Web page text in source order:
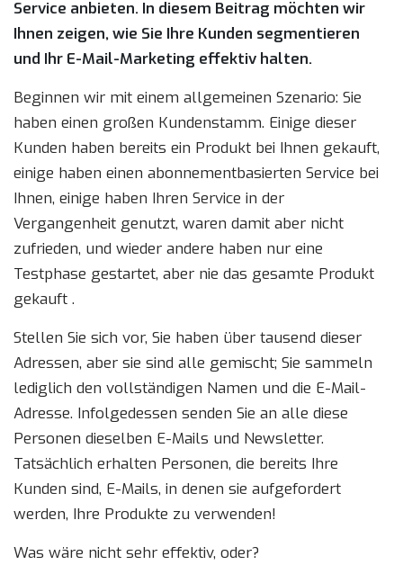
Service anbieten. In diesem Beitrag möchten wir
Ihnen zeigen, wie Sie Ihre Kunden segmentieren
und Ihr E-Mail-Marketing effektiv halten.
Beginnen wir mit einem allgemeinen Szenario: Sie
haben einen großen Kundenstamm. Einige dieser
Kunden haben bereits ein Produkt bei Ihnen gekauft,
einige haben einen abonnementbasierten Service bei
Ihnen, einige haben Ihren Service in der
Vergangenheit genutzt, waren damit aber nicht
zufrieden, und wieder andere haben nur eine
Testphase gestartet, aber nie das gesamte Produkt
gekauft .
Stellen Sie sich vor, Sie haben über tausend dieser
Adressen, aber sie sind alle gemischt; Sie sammeln
lediglich den vollständigen Namen und die E-Mail-
Adresse. Infolgedessen senden Sie an alle diese
Personen dieselben E-Mails und Newsletter.
Tatsächlich erhalten Personen, die bereits Ihre
Kunden sind, E-Mails, in denen sie aufgefordert
werden, Ihre Produkte zu verwenden!
Was wäre nicht sehr effektiv, oder?